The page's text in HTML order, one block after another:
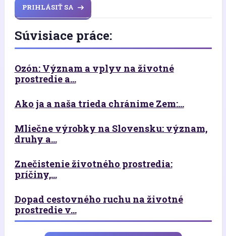
PRIHLÁSIŤ SA
Súvisiace práce:
Ozón: Význam a vplyv na životné
prostredie a...
Ako ja a naša trieda chránime Zem:...
Mliečne výrobky na Slovensku: význam,
druhy a...
Znečistenie životného prostredia:
príčiny,...
Dopad cestovného ruchu na životné
prostredie v...